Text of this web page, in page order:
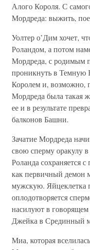
Алого Короля. С
Мордреда: выжить,
Уолтер о’Дим хочет,
Роландом, а потом
Мордреда, с родимым
проникнуть в Темную
Королем и, возможно,
Мордреда была такая
ее и в результате
балконов Башни.
Зачатие Мордреда
свою сперму оракулу
Роланда сохраняется
как первичный демон
мужскую. Яйцеклетка
оплодотворяется
насилуют в говорящем
Джейка в Срединный
Миа, которая